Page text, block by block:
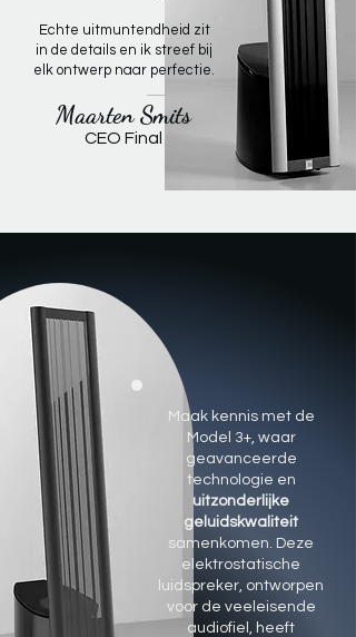
Echte uitmuntendheid zit
in de details en ik streef bij
elk ontwerp naar perfectie.
Maarten Smits
CEO Final
Maak kennis met de
Model 3+, waar
geavanceerde
technologie en
uitzonderlijke
geluidskwaliteit
samenkomen. Deze
elektrostatische
luidspreker, ontworpen
voor de veeleisende
audiofiel, heeft